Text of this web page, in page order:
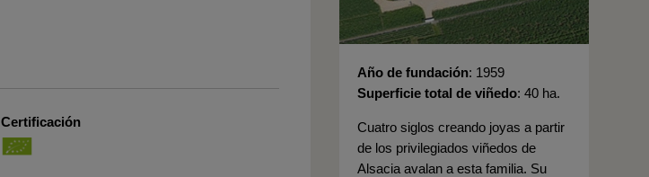
Certificación
Año de fundación 1959
Superficie total de viñedo 40 ha.
Cuatro siglos creando joyas a partir
de los privilegiados viñedos de
Alsacia avalan a esta familia. Su